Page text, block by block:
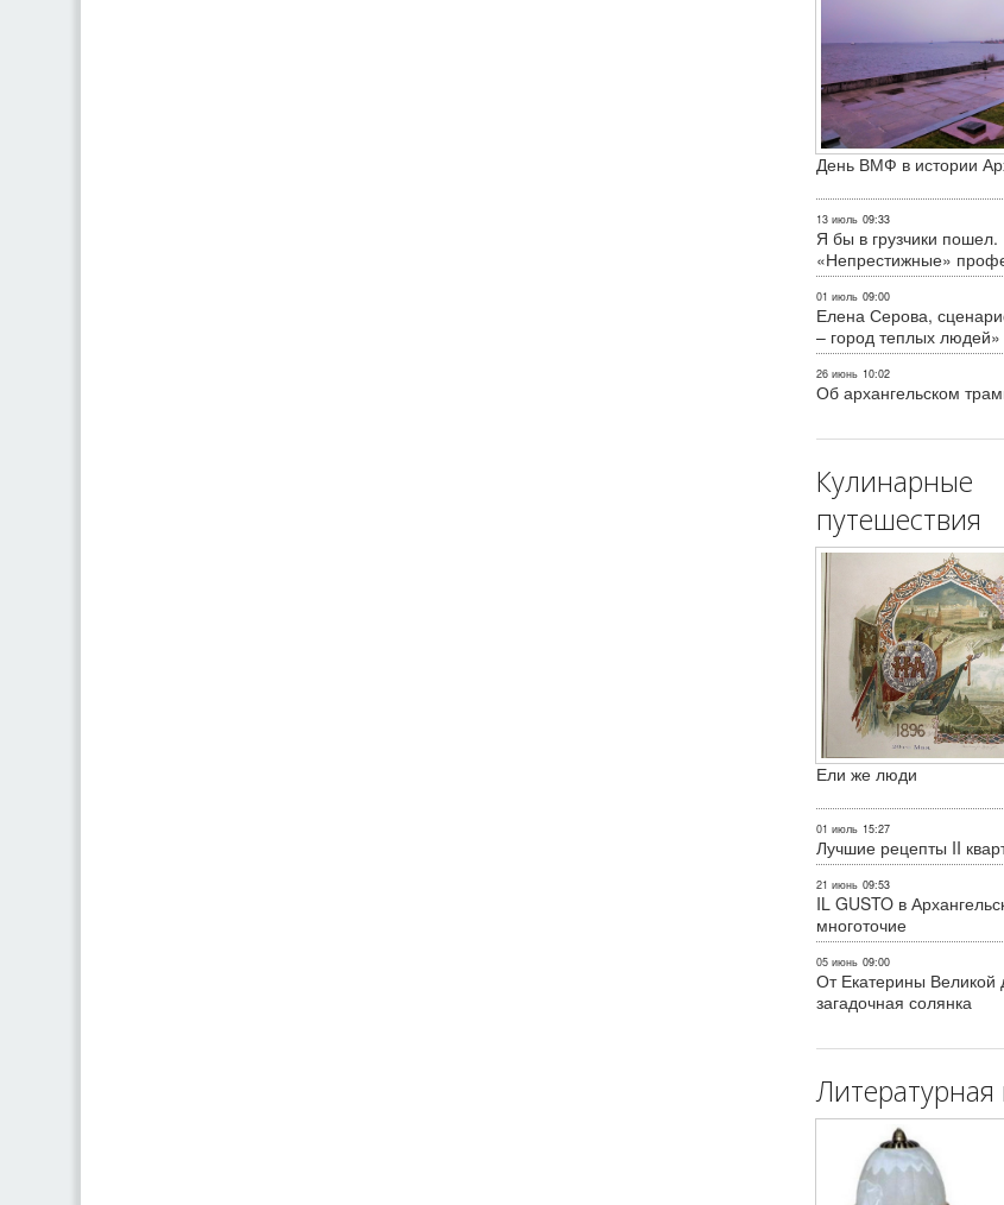
День ВМФ в истории
13 июль 09:33
Я бы в грузчики пошел.
«Непрестижные»
01 июль 09:00
Елена Серова,
– город теплых людей»
26 июнь 10:02
Об архангельском
Кулинарные
путешествия
Ели же люди
01 июль 15:27
Лучшие рецепты II
21 июнь 09:53
IL GUSTO в
многоточие
05 июнь 09:00
От Екатерины Великой
загадочная солянка
Литературная